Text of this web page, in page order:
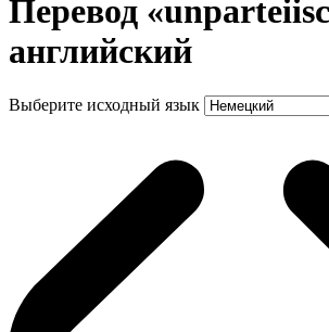
Перевод
английский
Выберите исходный язык